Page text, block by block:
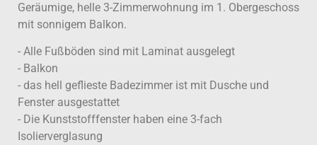
Geräumige, helle 3-Zimmerwohnung im 1. Obergeschoss
mit sonnigem Balkon.
- Alle Fußböden sind mit Laminat ausgelegt
- Balkon
- das hell geflieste Badezimmer ist mit Dusche und
Fenster ausgestattet
- Die Kunststofffenster haben eine 3-fach
Isolierverglasung